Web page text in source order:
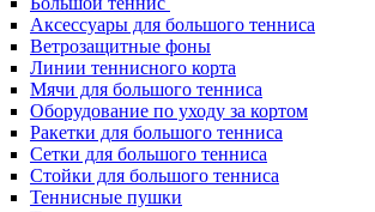
Аксессуары для большого тенниса
Ветрозащитные фоны
Линии теннисного корта
Мячи для большого тенниса
Оборудование по уходу за кортом
Ракетки для большого тенниса
Сетки для большого тенниса
Стойки для большого тенниса
Теннисные пушки